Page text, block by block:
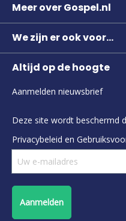
Meer over Gospel.nl
We zijn er ook voor...
Altijd op de hoogte
Aanmelden nieuwsbrief
Deze site wordt beschermd
Privacybeleid en
Aanmelden